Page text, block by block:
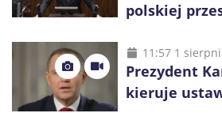
polskiej
zostałaby
11:57 1
Prezydent
kieruje